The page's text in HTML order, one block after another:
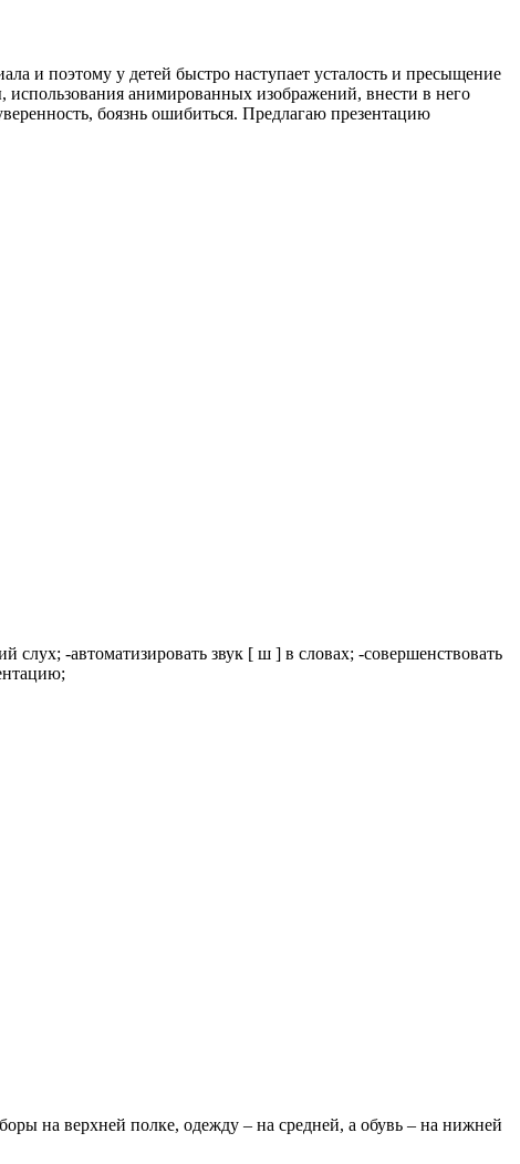
и поэтому у детей быстро наступает усталость и пресыщение
анимированных изображений, внести в него
боязнь ошибиться. Предлагаю презентацию
-автоматизировать звук [ ш ] в словах; -совершенствовать
на верхней полке, одежду – на средней, а обувь – на нижней